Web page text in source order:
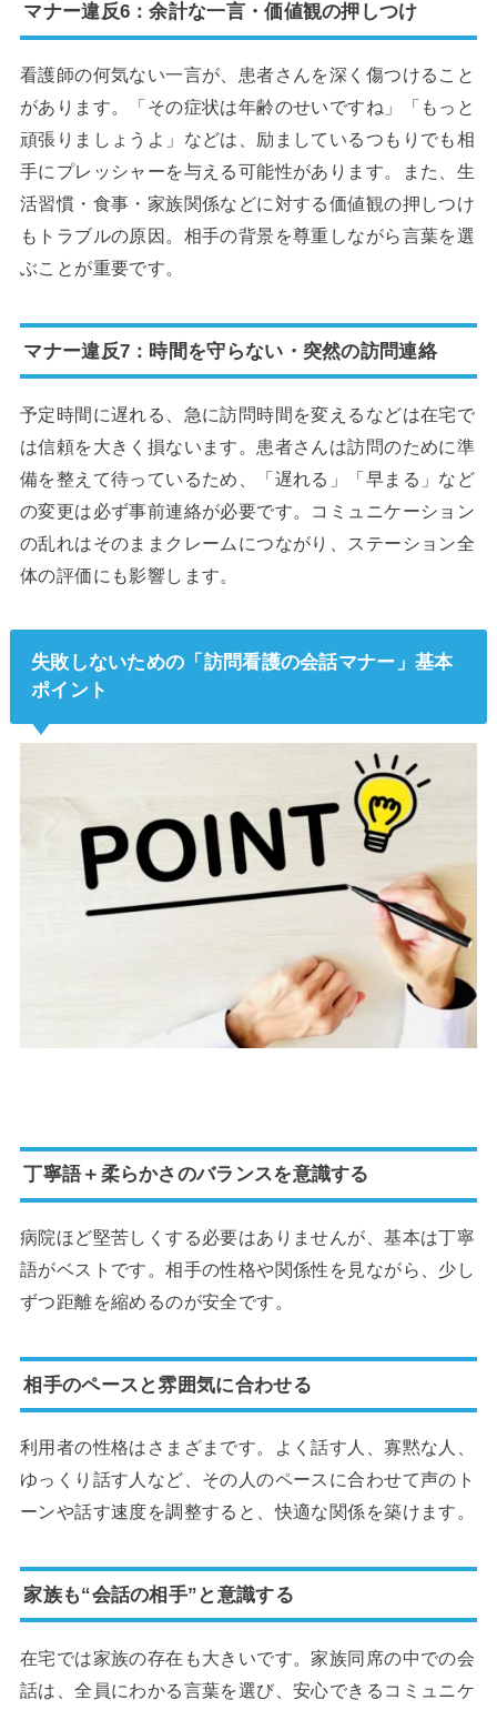
マナー違反6：余計な一言・価値観の押しつけ
看護師の何気ない一言が、患者さんを深く傷つけること
があります。「その症状は年齢のせいですね」「もっと
頑張りましょうよ」などは、励ましているつもりでも相
手にプレッシャーを与える可能性があります。また、生
活習慣・食事・家族関係などに対する価値観の押しつけ
もトラブルの原因。相手の背景を尊重しながら言葉を選
ぶことが重要です。
マナー違反7：時間を守らない・突然の訪問連絡
予定時間に遅れる、急に訪問時間を変えるなどは在宅で
は信頼を大きく損ないます。患者さんは訪問のために準
備を整えて待っているため、「遅れる」「早まる」など
の変更は必ず事前連絡が必要です。コミュニケーション
の乱れはそのままクレームにつながり、ステーション全
体の評価にも影響します。
失敗しないための「訪問看護の会話マナー」基本
ポイント
丁寧語＋柔らかさのバランスを意識する
病院ほど堅苦しくする必要はありませんが、基本は丁寧
語がベストです。相手の性格や関係性を見ながら、少し
ずつ距離を縮めるのが安全です。
相手のペースと雰囲気に合わせる
利用者の性格はさまざまです。よく話す人、寡黙な人、
ゆっくり話す人など、その人のペースに合わせて声のト
ーンや話す速度を調整すると、快適な関係を築けます。
家族も“会話の相手”と意識する
在宅では家族の存在も大きいです。家族同席の中での会
話は、全員にわかる言葉を選び、安心できるコミュニケ